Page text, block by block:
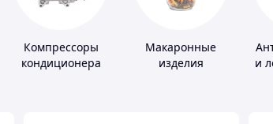
Компрессоры
кондиционера
Макаронные
изделия
и